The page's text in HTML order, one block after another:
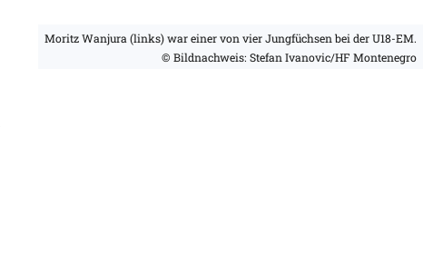
Moritz Wanjura (links) war einer von vier Jungfüchsen bei der U18-EM.
© Bildnachweis: Stefan Ivanovic/HF Montenegro